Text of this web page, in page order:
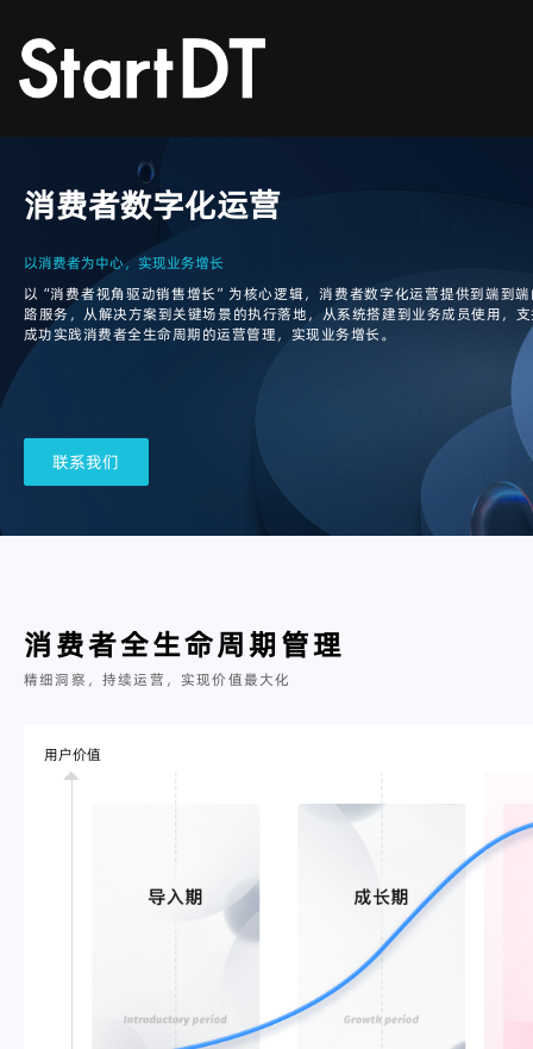
消费者数字化运营
以消费者为中心，实现业务增长
以“消费者视角驱动销售增长”为核心逻辑，消费者数字化运营提供到端到
路服务，从解决方案到关键场景的执行落地，从系统搭建到业务成员使用，
成功实践消费者全生命周期的运营管理，实现业务增长。
联系我们
消费者全生命周期管理
精细洞察，持续运营，实现价值最大化
用户价值